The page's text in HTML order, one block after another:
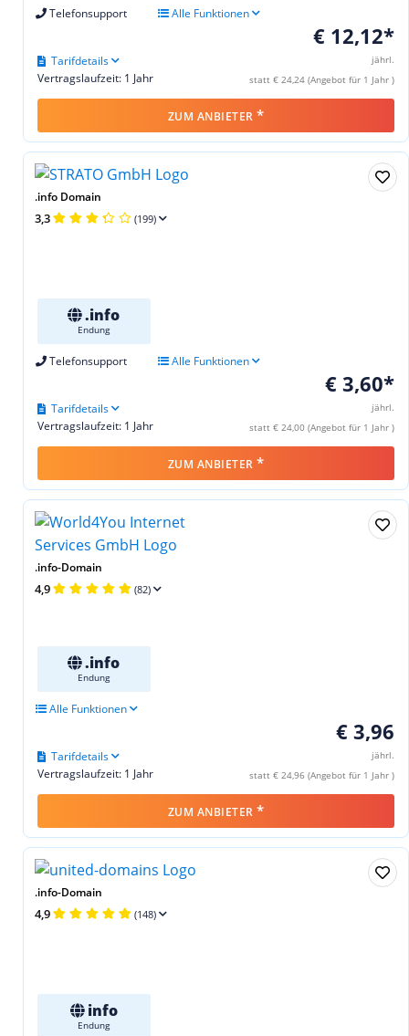
Telefonsupport Alle Funktionen
€ 12,12*
jährl.
statt € 24,24 (Angebot für 1 Jahr )
Vertragslaufzeit: 1 Jahr
Tarifdetails
ZUM ANBIETER *
.info Domain
3,3 (199)
.info
Endung
Telefonsupport Alle Funktionen
€ 3,60*
jährl.
statt € 24,00 (Angebot für 1 Jahr )
Vertragslaufzeit: 1 Jahr
Tarifdetails
ZUM ANBIETER *
.info-Domain
4,9 (82)
.info
Endung
Alle Funktionen
€ 3,96
jährl.
statt € 24,96 (Angebot für 1 Jahr )
Vertragslaufzeit: 1 Jahr
Tarifdetails
ZUM ANBIETER *
.info-Domain
4,9 (148)
info
Endung